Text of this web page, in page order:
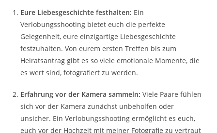
Eure Liebesgeschichte festhalten: Ein
Verlobungsshooting bietet euch die perfekte
Gelegenheit, eure einzigartige Liebesgeschichte
festzuhalten. Von eurem ersten Treffen bis zum
Heiratsantrag gibt es so viele emotionale Momente, die
es wert sind, fotografiert zu werden.
Erfahrung vor der Kamera sammeln: Viele Paare fühlen
sich vor der Kamera zunächst unbeholfen oder
unsicher. Ein Verlobungsshooting ermöglicht es euch,
euch vor der Hochzeit mit meiner Fotografie zu vertraut